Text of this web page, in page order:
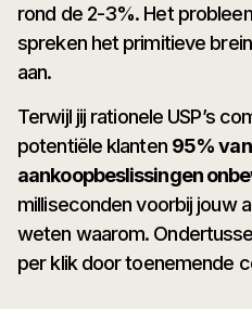
rond de 2-3%. Het
spreken het primitieve
aan.
Terwijl jij rationele USP’s
potentiële klanten 95%
aankoopbeslissingen
milliseconden voorbij jouw
weten waarom.
per klik door toenemende